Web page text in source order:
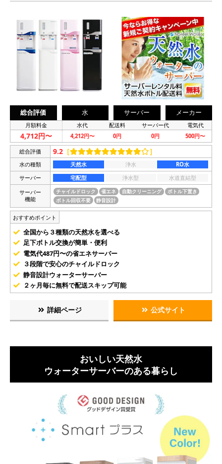
総合評価 水 サーバー メーカー
月額料金 水代 配送料 サーバー代 電気代
4,712円〜 4,212円〜 0円 0円 500円〜
総合評価 9.2 ［ ］
水の種類 天然水 浄水
RO水
サーバー
宅配型 浄水型
水道直結型
サーバー
機能
チャイルドロック 省エネ 自動クリーニング
ボトル下置き
ボトル回収不要
静音設計
おすすめポイント
全国から３種類の天然水を選べる
足下ボトル交換が簡単・便利
電気代487円〜の省エネサーバー
３段階で安心のチャイルドロック
静音設計ウォーターサーバー
２ヶ月毎に無料で配送スキップ可能
詳細ページ 公式サイト
おいしい天然水
ウォーターサーバーのある暮らし